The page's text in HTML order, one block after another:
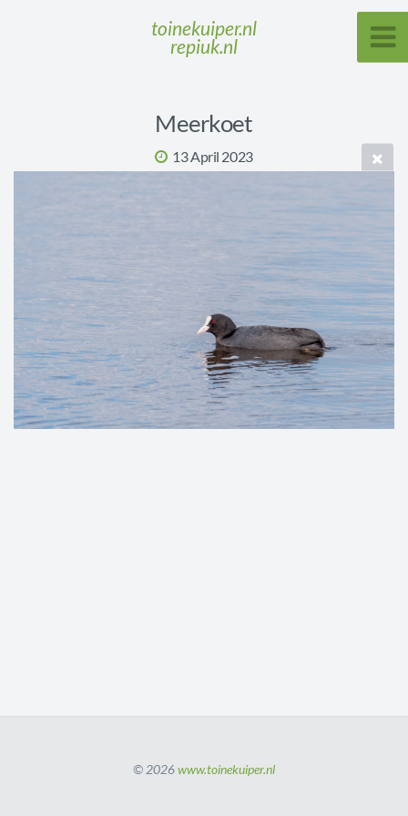
toinekuiper.nl
repiuk.nl
Meerkoet
13 April 2023
© 2026www.toinekuiper.nl